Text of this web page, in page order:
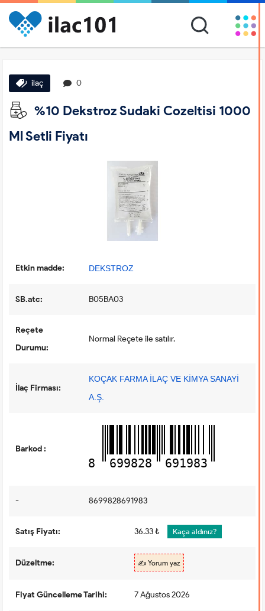
ilaç 0
%10 Dekstroz Sudaki Cozeltisi 1000
Ml Setli Fiyatı
Etkin madde: DEKSTROZ
SB.atc: B05BA03
Reçete
Durumu:
Normal Reçete ile satılır.
İlaç Firması:
KOÇAK FARMA İLAÇ VE KİMYA SANAYİ
A.Ş.
Barkod :
8 699828 691983
- 8699828691983
Satış Fiyatı: 36.33 ₺ Kaça aldınız?
Düzeltme: ✍️ Yorum yaz
Fiyat Güncelleme Tarihi: 7 Ağustos 2026